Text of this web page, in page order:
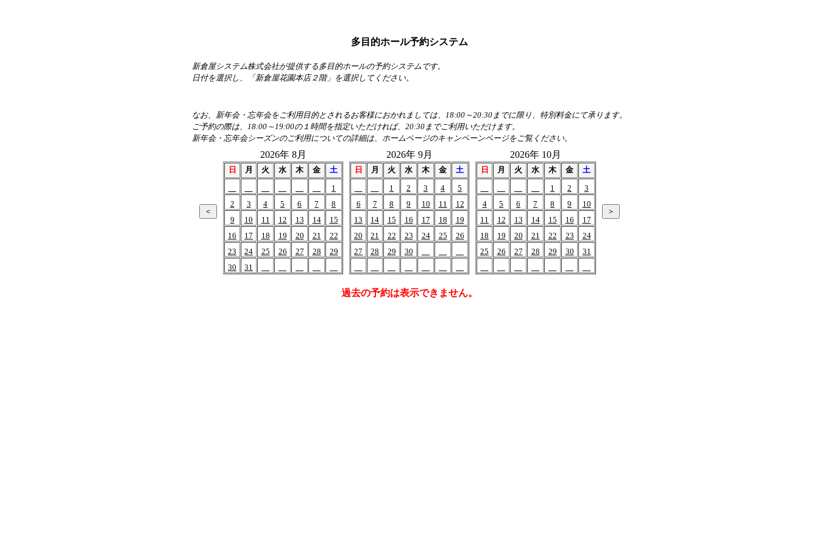
多目的ホール予約システム
新倉屋システム株式会社が提供する多目的ホールの予約システムです。
日付を選択し、「新倉屋花園本店２階」を選択してください。
なお、新年会・忘年会をご利用目的とされるお客様におかれましては、18:00～20:30までに限り、特別料金にて承ります。
ご予約の際は、18:00～19:00の１時間を指定いただければ、20:30までご利用いただけます。
新年会・忘年会シーズンのご利用についての詳細は、ホームページのキャンペーンページをご覧ください。
2026年 8月
日 月 火 水 木 金
土
1
2
3 4 5 6 7
8
9
10 11 12 13 14
15
16
17 18 19 20 21
22
23
24 25 26 27 28
29
30
31
2026年 9月
日 月 火 水 木 金
土
1
2 3 4
5
6
7 8 9 10 11
12
13
14 15 16 17 18
19
20
21 22 23 24 25
26
27
28 29 30
2026年 10月
日 月 火 水 木 金
土
1
2
3
4
5 6 7 8 9
10
11
12 13 14 15 16
17
18
19 20 21 22 23
24
25
26 27 28 29 30 31
過去の予約は表示できません。